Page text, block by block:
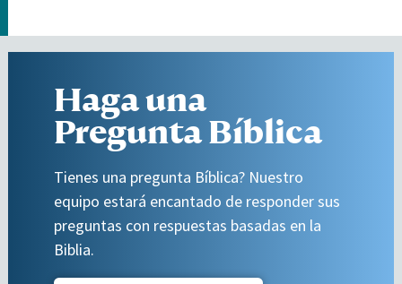
Haga una
Pregunta Bíblica
Tienes una pregunta Bíblica? Nuestro
equipo estará encantado de responder sus
preguntas con respuestas basadas en la
Biblia.